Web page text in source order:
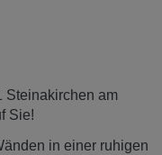
Steinakirchen am
Sie!
in einer ruhigen